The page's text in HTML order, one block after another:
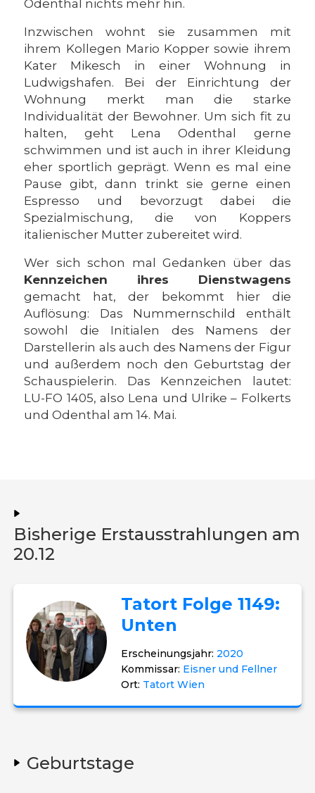
Odenthal nichts mehr hin.
Inzwischen wohnt sie zusammen mit
ihrem Kollegen Mario Kopper sowie ihrem
Kater Mikesch in einer Wohnung in
Ludwigshafen. Bei der Einrichtung der
Wohnung merkt man die starke
Individualität der Bewohner. Um sich fit zu
halten, geht Lena Odenthal gerne
schwimmen und ist auch in ihrer Kleidung
eher sportlich geprägt. Wenn es mal eine
Pause gibt, dann trinkt sie gerne einen
Espresso und bevorzugt dabei die
Spezialmischung, die von Koppers
italienischer Mutter zubereitet wird.
Wer sich schon mal Gedanken über das
Kennzeichen ihres Dienstwagens
gemacht hat, der bekommt hier die
Auflösung: Das Nummernschild enthält
sowohl die Initialen des Namens der
Darstellerin als auch des Namens der Figur
und außerdem noch den Geburtstag der
Schauspielerin. Das Kennzeichen lautet:
LU-FO 1405, also Lena und Ulrike – Folkerts
und Odenthal am 14. Mai.
Bisherige Erstausstrahlungen am
20.12
Tatort Folge 1149:
Unten
Erscheinungsjahr: 2020
Kommissar: Eisner und Fellner
Ort: Tatort Wien
Geburtstage